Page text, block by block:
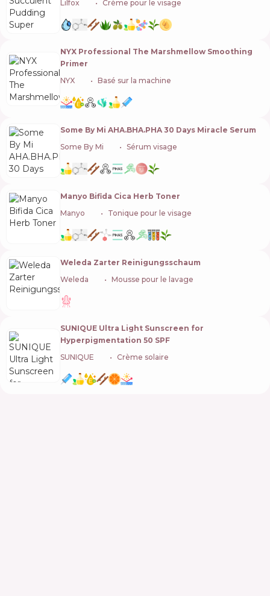
Lilfox Crème pour le visage
NYX Professional The Marshmellow Smoothing
Primer
NYX
Basé sur la machine
Some By Mi AHA.BHA.PHA 30 Days Miracle Serum
Some By Mi
Sérum visage
Manyo Bifida Cica Herb Toner
Manyo
Tonique pour le visage
Weleda Zarter Reinigungsschaum
Weleda
Mousse pour le lavage
SUNIQUE Ultra Light Sunscreen for
Hyperpigmentation 50 SPF
SUNIQUE
Crème solaire